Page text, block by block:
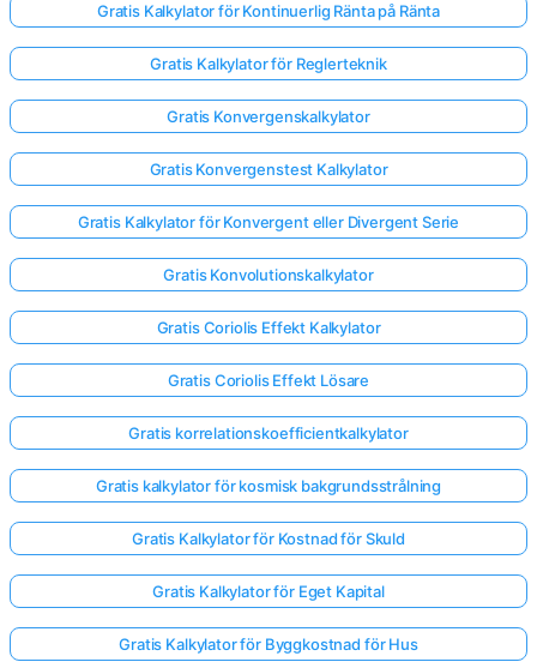
Gratis Kalkylator för Kontinuerlig Ränta på Ränta
Gratis Kalkylator för Reglerteknik
Gratis Konvergenskalkylator
Gratis Konvergenstest Kalkylator
Gratis Kalkylator för Konvergent eller Divergent Serie
Gratis Konvolutionskalkylator
Gratis Coriolis Effekt Kalkylator
Gratis Coriolis Effekt Lösare
Gratis korrelationskoefficientkalkylator
Gratis kalkylator för kosmisk bakgrundsstrålning
Gratis Kalkylator för Kostnad för Skuld
Gratis Kalkylator för Eget Kapital
Gratis Kalkylator för Byggkostnad för Hus